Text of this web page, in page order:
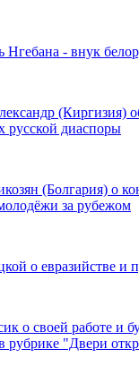
- внук
(Киргизия)
русской диаспоры
(Болгария) о
за рубежом
о евразийстве и
о своей работе и
в рубрике "Двери